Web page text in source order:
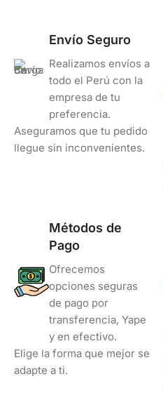
Envío Seguro
Realizamos envíos a
todo el Perú con la
empresa de tu
preferencia.
Aseguramos que tu pedido
llegue sin inconvenientes.
Métodos de
Pago
Ofrecemos
opciones seguras
de pago por
transferencia, Yape
y en efectivo.
Elige la forma que mejor se
adapte a ti.